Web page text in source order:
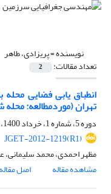
نویسنده =پریزادی، طاهر
تعداد مقالات: 2
انطباق یابی فضایی
تهران (موردمطالعه: محله
دوره 5، شماره 1، خرداد 1400، صفحه
JGET-2012-1219(R1)
مظهر احمدی، محمد سلیمانی،
مشاهده مقاله
اصل مقاله